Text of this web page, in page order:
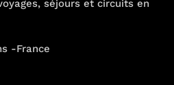
séjours et circuits en
-France